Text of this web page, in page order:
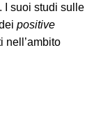
I suoi studi sulle
positive
nell’ambito